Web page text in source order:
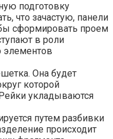
подготовку
что зачастую, панели
сформировать проем
в роли
элементов
Она будет
которой
укладываются
путем разбивки
происходит